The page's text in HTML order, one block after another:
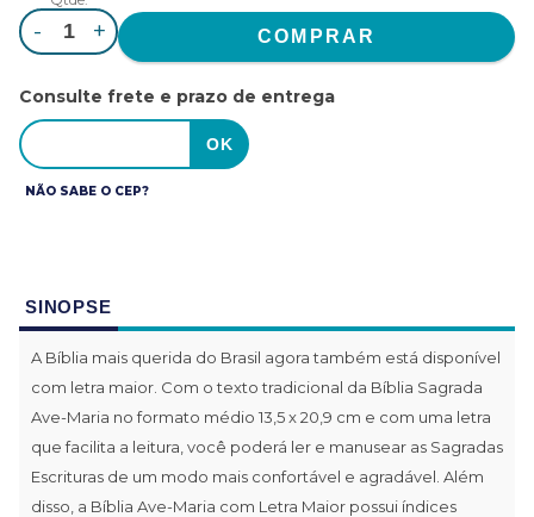
- +
Consulte frete e prazo de entrega
NÃO SABE O CEP?
SINOPSE
A Bíblia mais querida do Brasil agora também está disponível
com letra maior. Com o texto tradicional da Bíblia Sagrada
Ave-Maria no formato médio 13,5 x 20,9 cm e com uma letra
que facilita a leitura, você poderá ler e manusear as Sagradas
Escrituras de um modo mais confortável e agradável. Além
disso, a Bíblia Ave-Maria com Letra Maior possui índices